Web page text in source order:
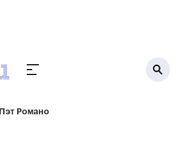
Пэт Романо